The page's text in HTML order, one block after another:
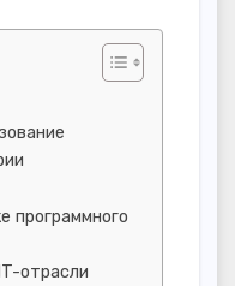
программного
отрасли